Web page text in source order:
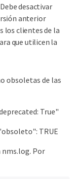
desactivar
anterior
los clientes de la
que utilicen la
obsoletas de las
True"
TRUE
nms.log. Por